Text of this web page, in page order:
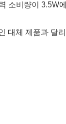
소비량이 3.5W
대체 제품과 달